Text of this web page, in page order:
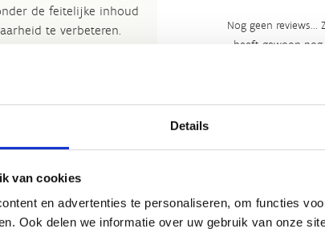
Details
van cookies
en advertenties te personaliseren, om functies
Ook delen we informatie over uw gebruik van onze
de feitelijke inhoud
te verbeteren.​
kijkje bij de
Nog geen reviews...
heeft gewoon nog